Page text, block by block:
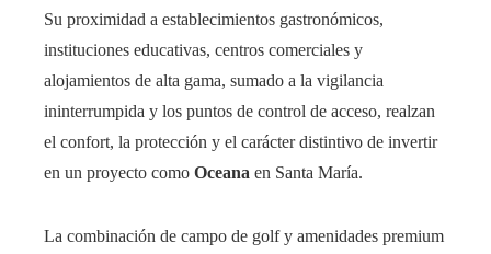
Su proximidad a establecimientos gastronómicos,
instituciones educativas, centros comerciales y
alojamientos de alta gama, sumado a la vigilancia
ininterrumpida y los puntos de control de acceso, realzan
el confort, la protección y el carácter distintivo de invertir
en un proyecto como Oceana en Santa María.
La combinación de campo de golf y amenidades premium